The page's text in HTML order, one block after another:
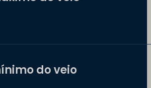
do veio